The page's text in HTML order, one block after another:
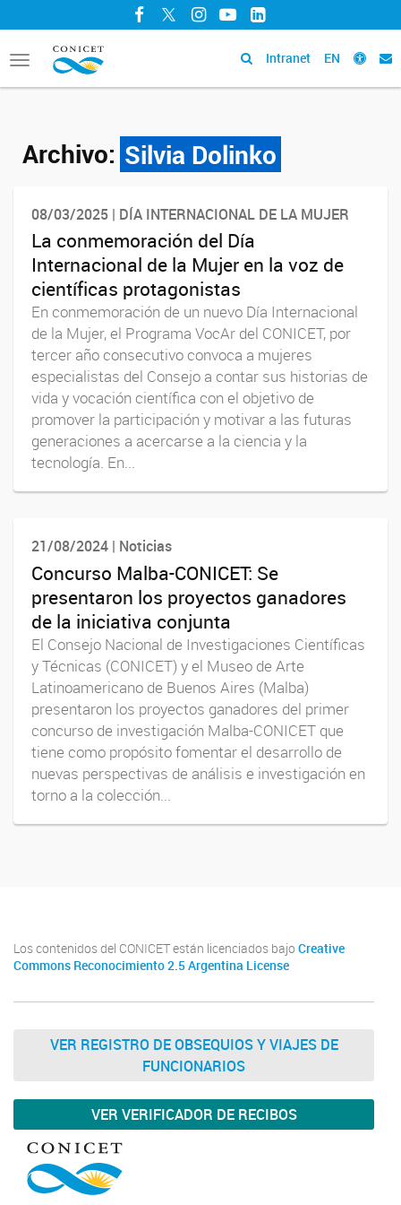
Facebook
TwitterInstagram
YouTubeLinkedIn
Toggle
navigation
Intranet EN
Archivo: Silvia Dolinko
08/03/2025 | DÍA INTERNACIONAL DE LA MUJER
La conmemoración del Día
Internacional de la Mujer en la voz de
científicas protagonistas
En conmemoración de un nuevo Día Internacional
de la Mujer, el Programa VocAr del CONICET, por
tercer año consecutivo convoca a mujeres
especialistas del Consejo a contar sus historias de
vida y vocación científica con el objetivo de
promover la participación y motivar a las futuras
generaciones a acercarse a la ciencia y la
tecnología. En...
21/08/2024 | Noticias
Concurso Malba-CONICET: Se
presentaron los proyectos ganadores
de la iniciativa conjunta
El Consejo Nacional de Investigaciones Científicas
y Técnicas (CONICET) y el Museo de Arte
Latinoamericano de Buenos Aires (Malba)
presentaron los proyectos ganadores del primer
concurso de investigación Malba-CONICET que
tiene como propósito fomentar el desarrollo de
nuevas perspectivas de análisis e investigación en
torno a la colección...
Los contenidos del CONICET están licenciados bajo Creative
Commons Reconocimiento 2.5 Argentina License
VER REGISTRO DE OBSEQUIOS Y VIAJES DE
FUNCIONARIOS
VER VERIFICADOR DE RECIBOS